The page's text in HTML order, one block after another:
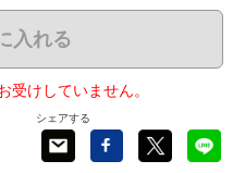
入れる
受けしていません。
シェアする